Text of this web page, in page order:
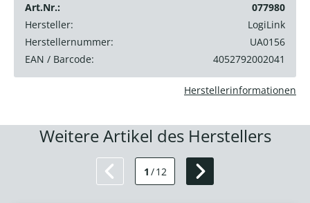
Art.Nr.:
077980
Hersteller:
LogiLink
Herstellernummer:
UA0156
EAN / Barcode:
4052792002041
Herstellerinformationen
Weitere Artikel des Herstellers
1 /12